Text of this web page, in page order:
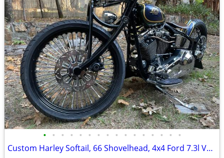
• • • • • • • • • • • • • • • •
Custom Harley Softail, 66 Shovelhead, 4x4 Ford 7.3l Van, Suzuki Katana